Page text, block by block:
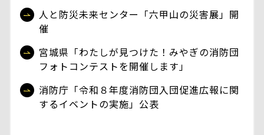
人と防災未来センター「六甲山の災害展」開
催
宮城県「わたしが見つけた！みやぎの消防団
フォトコンテストを開催します」
消防庁「令和８年度消防団入団促進広報に関
するイベントの実施」公表